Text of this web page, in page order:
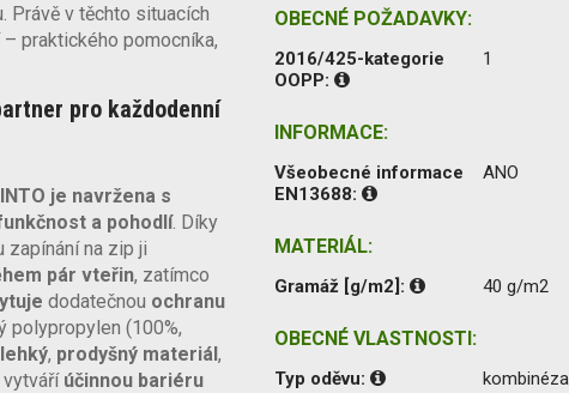
Právě v těchto situacích
– praktického pomocníka,
pro každodenní
je navržena s
a pohodlí. Díky
zapínání na zip ji
pár vteřin, zatímco
dodatečnou ochranu
polypropylen (100%,
lehký, prodyšný materiál,
účinnou bariéru
OBECNÉ POŽADAVKY:
2016/425-kategorie
OOPP:
1
INFORMACE:
Všeobecné informace
EN13688:
ANO
MATERIÁL:
Gramáž [g/m2]: 40 g/m2
OBECNÉ VLASTNOSTI:
Typ oděvu: kombinéza